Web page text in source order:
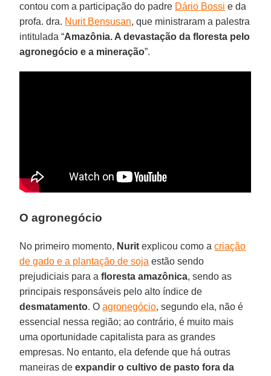
contou com a participação do padre Dário Bossi e da
profa. dra. Nurit Bensusan, que ministraram a palestra
intitulada “Amazônia. A devastação da floresta pelo
agronegócio e a mineração”.
O agronegócio
No primeiro momento, Nurit explicou como acriação
de gado e a plantação de soja estão sendo
prejudiciais para afloresta amazônica, sendo as
principais responsáveis pelo alto índice de
desmatamento. Oagronegócio, segundo ela, não é
essencial nessa região; ao contrário, é muito mais
uma oportunidade capitalista para as grandes
empresas. No entanto, ela defende que há outras
maneiras de expandir o cultivo de pasto fora da